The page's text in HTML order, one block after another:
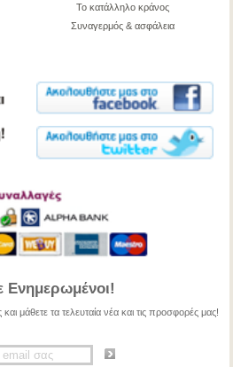
Το κατάλληλο κράνος
Συναγερμός & ασφάλεια
Ενημερωμένοι!
μάθετε τα τελευταία νέα και τις προσφορές μας!